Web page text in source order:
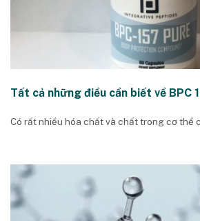
Tất cả những điều cần biết về BPC
Có rất nhiều hóa chất và chất trong cơ thể